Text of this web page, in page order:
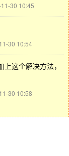
30 10:45
30 10:54
这个解决方法，
30 10:58